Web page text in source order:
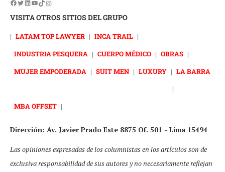
VISITA OTROS SITIOS DEL GRUPO
| LATAM TOP LAWYER | INCA TRAIL |
INDUSTRIA PESQUERA | CUERPO MÉDICO | OBRAS |
MUJER EMPODERADA | SUIT MEN | LUXURY | LA BARRA
|
MBA OFFSET |
Dirección: Av. Javier Prado Este 8875 Of. 501 - Lima 15494
Las opiniones expresadas de los columnistas en los artículos son de
exclusiva responsabilidad de sus autores y no necesariamente reflejan